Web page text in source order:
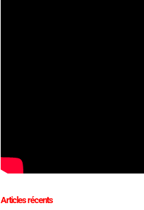
Articles récents